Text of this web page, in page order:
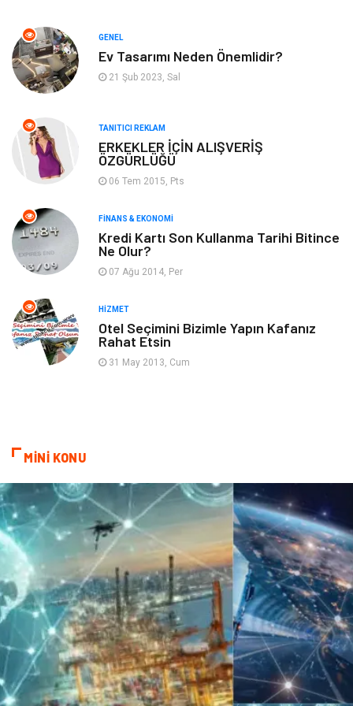
Gayrimenkul
Anne & Çocuk Müzik
Tatil Genel Kültür
Emlak
Ev İşleri
Gençlik & Eğlence
Sigorta
Mobilya
GENEL
Ev Tasarımı Neden Önemlidir?
21 Şub 2023, Sal
TANITICI REKLAM
ERKEKLER İÇİN ALIŞVERİŞ
ÖZGÜRLÜĞÜ
06 Tem 2015, Pts
FINANS & EKONOMI
Kredi Kartı Son Kullanma Tarihi Bitince
Ne Olur?
07 Ağu 2014, Per
HIZMET
Otel Seçimini Bizimle Yapın Kafanız
Rahat Etsin
31 May 2013, Cum
MİNİ KONU